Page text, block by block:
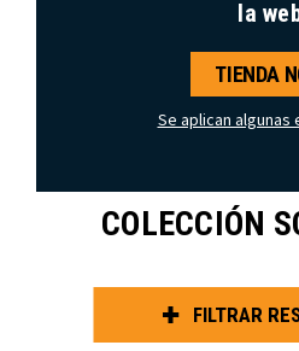
la
TIENDA
Se aplican algunas
COLECCIÓN
FILTRAR